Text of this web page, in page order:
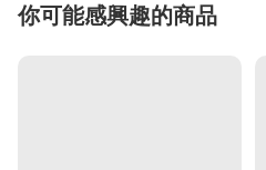
你可能感興趣的商品